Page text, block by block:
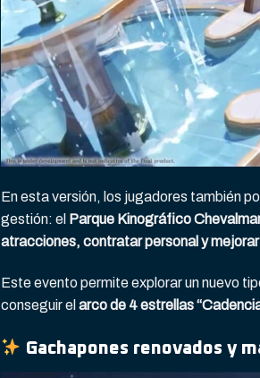
En esta versión, los jugadores también
gestión: el Parque Kinográfico
atracciones, contratar personal y
Este evento permite explorar un nuevo
conseguir el arco de 4 estrellas
Gachapones renovados y